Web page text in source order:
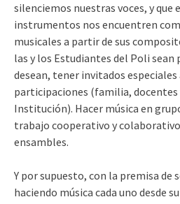
silenciemos nuestras voces, y que
instrumentos nos encuentren
musicales a partir de sus
las y los Estudiantes del Poli
desean, tener invitados
participaciones (familia, docentes
Institución). Hacer música en
trabajo cooperativo y
ensambles.
Y por supuesto, con la premisa de
haciendo música cada uno desde su